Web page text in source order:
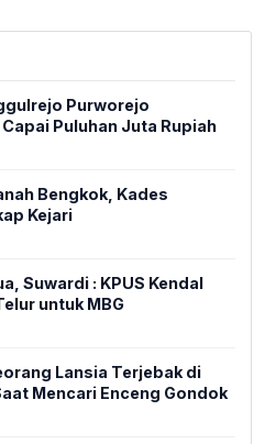
Purworejo
Puluhan Juta Rupiah
Bengkok, Kades
Kejari
Suwardi : KPUS Kendal
untuk MBG
Lansia Terjebak di
Mencari Enceng Gondok